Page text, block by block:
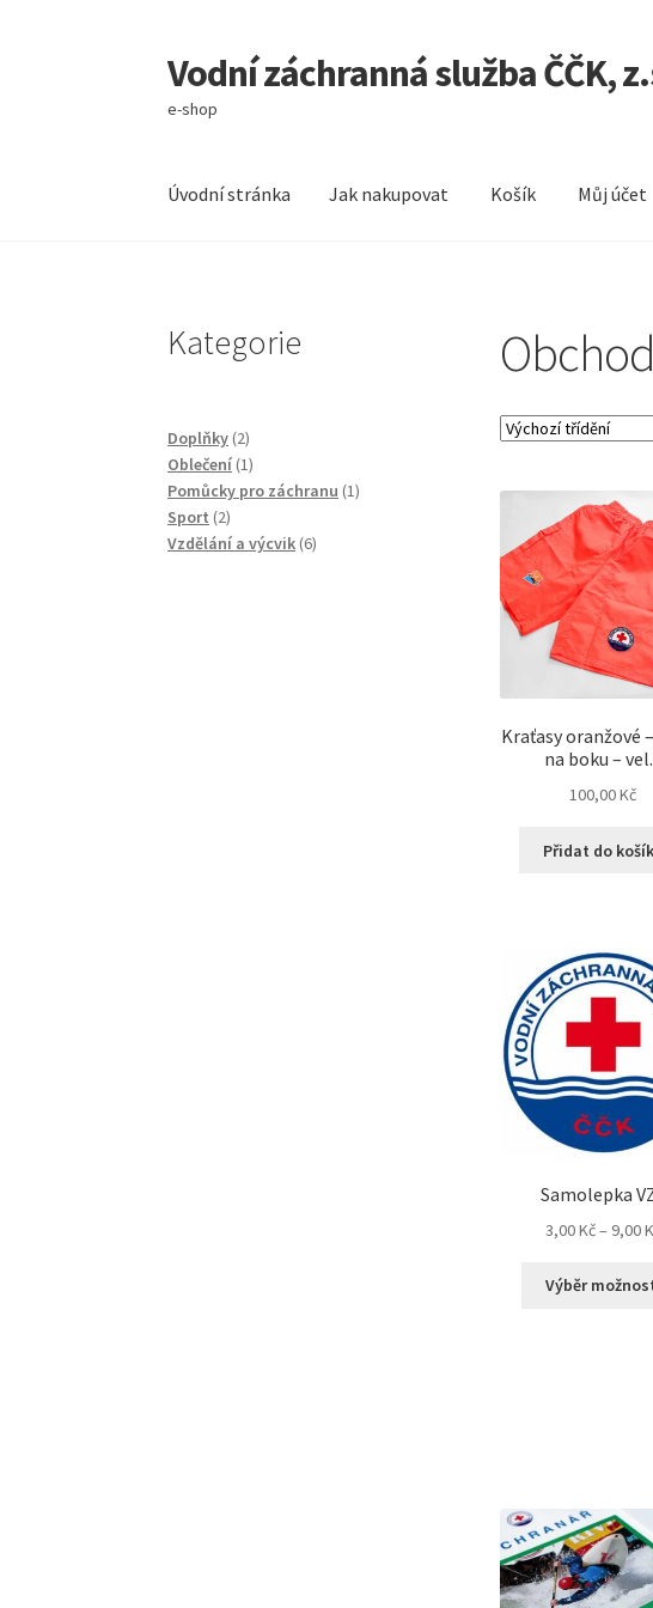
Přeskočit
na
navigaci
Přejít
k
obsahu
Vodní záchranná služba ČČK,
e-shop
Úvodní stránka Jak nakupovat Košík Můj účet
Obchod
Kraťasy oranžové
na boku –
100,00Kč
Přidat do
Samolepka
3,00Kč– 9,00
Výběr
Kategorie
Doplňky 22
produkty
Oblečení 11
produkt
Pomůcky pro záchranu 11
Sport 22
produkty
Vzdělání a výcvik 66